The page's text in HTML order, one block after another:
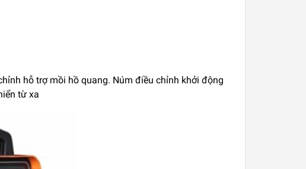
hỗ trợ mồi hồ quang. Núm điều chỉnh khởi động
từ xa